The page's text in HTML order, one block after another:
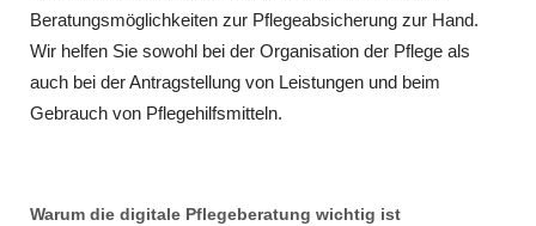
Beratungsmöglichkeiten zur Pflegeabsicherung zur Hand.
Wir helfen Sie sowohl bei der Organisation der Pflege als
auch bei der Antragstellung von Leistungen und beim
Gebrauch von Pflegehilfsmitteln.
Warum die digitale Pflegeberatung wichtig ist